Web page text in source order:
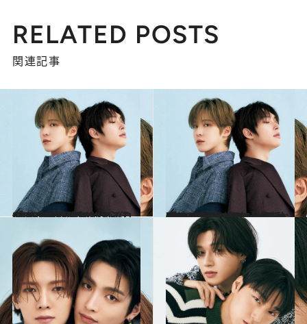
RELATED POSTS
関連記事
2025.3.7
「ステージ上ではアイコンタクトだけでわかる」ATEEZのYUNHOとMINGIが明かす“以心伝心”な制作秘話
カルチャー 2025.3.7
CREA創刊35周年企画「35Questions」にATEEZのYUNHOとMINGIが登場！「好きな季節は？」「ファッションのアイコンは？」【動画あり】
カルチャー